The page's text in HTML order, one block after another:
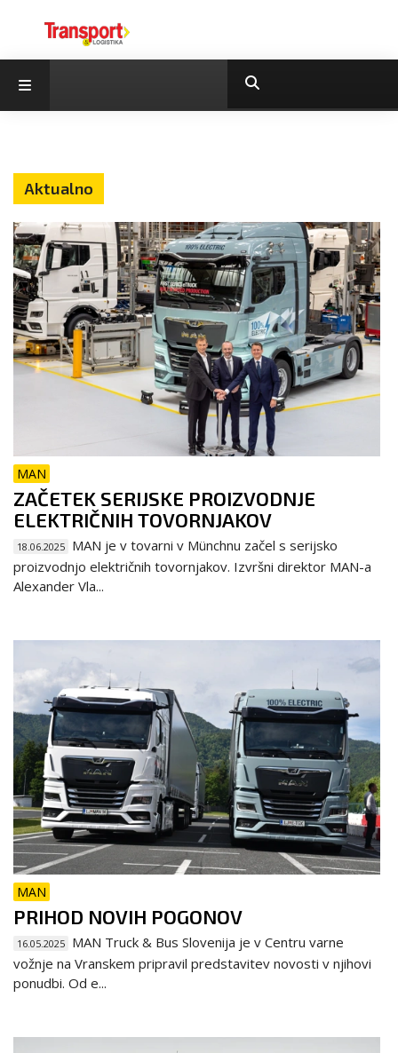
Aktualno
MAN
ZAČETEK SERIJSKE PROIZVODNJE
ELEKTRIČNIH TOVORNJAKOV
18.06.2025 MAN je v tovarni v Münchnu začel s serijsko
proizvodnjo električnih tovornjakov. Izvršni direktor MAN-a
Alexander Vla...
MAN
PRIHOD NOVIH POGONOV
16.05.2025 MAN Truck & Bus Slovenija je v Centru varne
vožnje na Vranskem pripravil predstavitev novosti v njihovi
ponudbi. Od e...